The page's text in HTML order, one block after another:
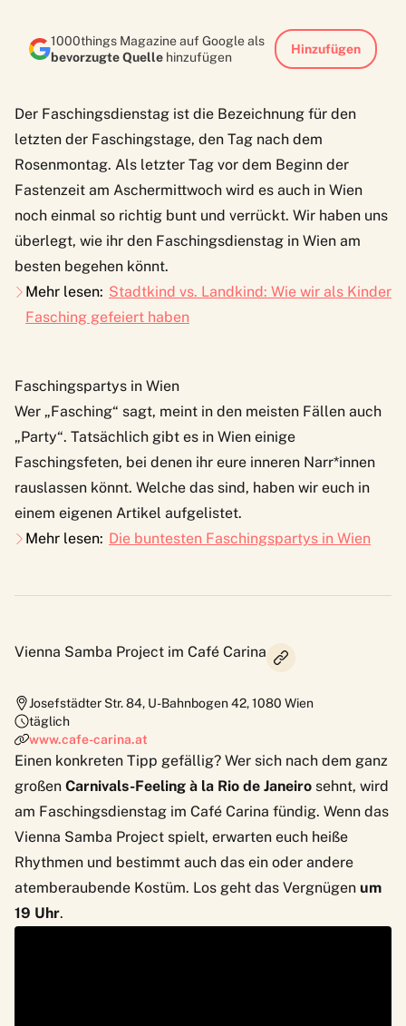
1000things Magazine auf Google als
bevorzugte Quelle hinzufügen
Hinzufügen
Der Faschingsdienstag ist die Bezeichnung für den
letzten der Faschingstage, den Tag nach dem
Rosenmontag. Als letzter Tag vor dem Beginn der
Fastenzeit am Aschermittwoch wird es auch in Wien
noch einmal so richtig bunt und verrückt. Wir haben uns
überlegt, wie ihr den Faschingsdienstag in Wien am
besten begehen könnt.
Mehr lesen: Stadtkind vs. Landkind: Wie wir als Kinder
Fasching gefeiert haben
Faschingspartys in Wien
Wer „Fasching“ sagt, meint in den meisten Fällen auch
„Party“. Tatsächlich gibt es in Wien einige
Faschingsfeten, bei denen ihr eure inneren Narr*innen
rauslassen könnt. Welche das sind, haben wir euch in
einem eigenen Artikel aufgelistet.
Mehr lesen: Die buntesten Faschingspartys in Wien
Vienna Samba Project im Café Carina
Josefstädter Str. 84, U-Bahnbogen 42,1080 Wien
täglich
www.cafe-carina.at
Einen konkreten Tipp gefällig? Wer sich nach dem ganz
großen Carnivals-Feeling à la Rio de Janeiro sehnt, wird
am Faschingsdienstag im Café Carina fündig. Wenn das
Vienna Samba Project spielt, erwarten euch heiße
Rhythmen und bestimmt auch das ein oder andere
atemberaubende Kostüm. Los geht das Vergnügen um
19 Uhr.